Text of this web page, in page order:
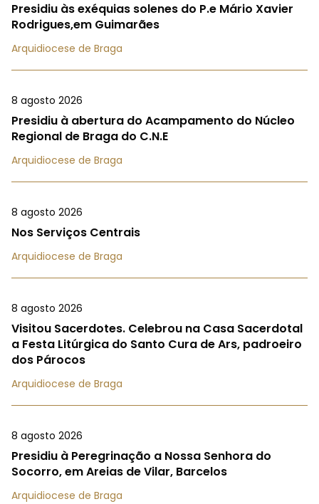
Presidiu às exéquias solenes do P.e Mário Xavier
Rodrigues,em Guimarães
Arquidiocese de Braga
8 agosto 2026
Presidiu à abertura do Acampamento do Núcleo
Regional de Braga do C.N.E
Arquidiocese de Braga
8 agosto 2026
Nos Serviços Centrais
Arquidiocese de Braga
8 agosto 2026
Visitou Sacerdotes. Celebrou na Casa Sacerdotal
a Festa Litúrgica do Santo Cura de Ars, padroeiro
dos Párocos
Arquidiocese de Braga
8 agosto 2026
Presidiu à Peregrinação a Nossa Senhora do
Socorro, em Areias de Vilar, Barcelos
Arquidiocese de Braga